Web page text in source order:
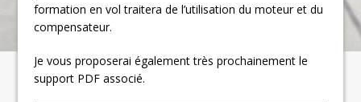
formation en vol traitera de l’utilisation du moteur et du
compensateur.
Je vous proposerai également très prochainement le
support PDF associé.